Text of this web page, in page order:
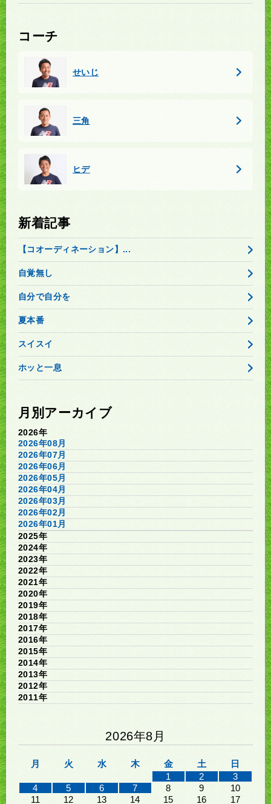
コーチ
せいじ
三角
ヒデ
新着記事
【コオーディネーション】...
自覚無し
自分で自分を
夏本番
スイスイ
ホッと一息
月別アーカイブ
2026年
2026年08月
2026年07月
2026年06月
2026年05月
2026年04月
2026年03月
2026年02月
2026年01月
2025年
2024年
2023年
2022年
2021年
2020年
2019年
2018年
2017年
2016年
2015年
2014年
2013年
2012年
2011年
2026年8月
月 火 水 木 金 土
日
1
2
3
4
5 6 7 8 9
10
11
12 13 14 15 16 17